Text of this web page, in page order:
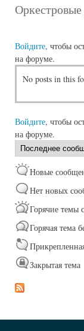
Войдите, чтобы
на форуме.
No posts in this
Войдите, чтобы
на форуме.
Сортировка
по
Новые
Нет новых
Горячие темы
Горячая тема
Закрытая тема